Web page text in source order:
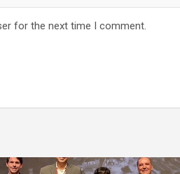
for the next time I comment.